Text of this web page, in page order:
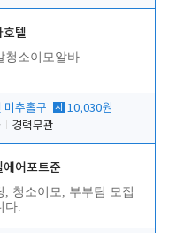
텔
청소이모알바
미추홀구 시
10,030원
경력무관
에어포트준
, 청소이모, 부부팀 모집
다.